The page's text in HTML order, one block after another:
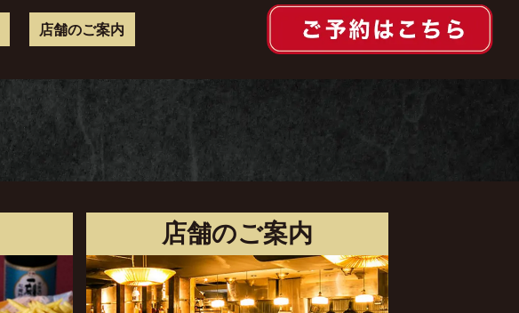
店舗のご案内
店舗のご案内